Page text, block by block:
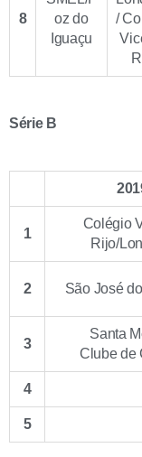
8
oz do
Iguaçu
/
Série B
1
Colégio
Rijo/
2 São José
3
Santa
Clube de
4
5